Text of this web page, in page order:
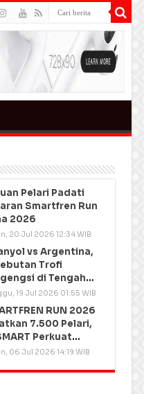
Pelari Padati
Smartfren Run
2026
20 Jul 2026 12:34 WIB
vs Argentina,
Trofi
di Tengah
Persatuan
19 Jul 2026 01:55 WIB
RUN 2026
7.500 Pelari,
Perkuat
dengan
06 Jul 2026 14:19 WIB